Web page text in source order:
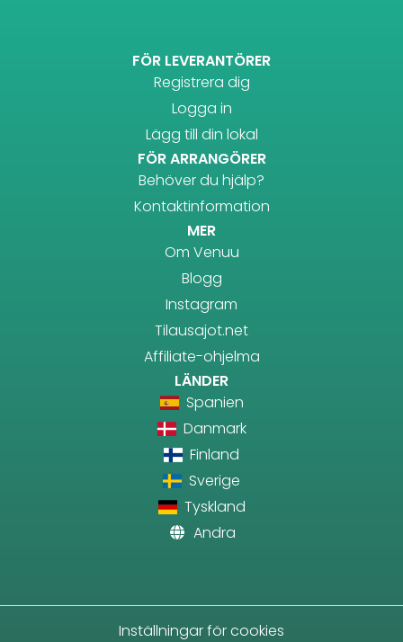
FÖR LEVERANTÖRER
Registrera dig
Logga in
Lägg till din lokal
FÖR ARRANGÖRER
Behöver du hjälp?
Kontaktinformation
MER
Om Venuu
Blogg
Instagram
Tilausajot.net
Affiliate-ohjelma
LÄNDER
Spanien
Danmark
Finland
Sverige
Tyskland
Andra
Inställningar för cookies